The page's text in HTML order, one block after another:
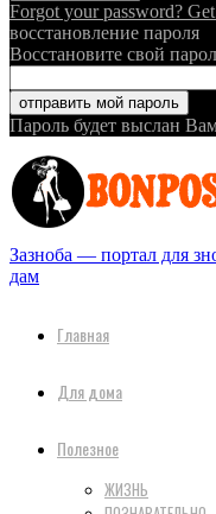
Forgot your password?
восстановление пароля
Восстановите свой
Пароль будет выслан
Зазноба — портал для
дам
Главная
Для дома
Полезное
ЖИЗНЬ